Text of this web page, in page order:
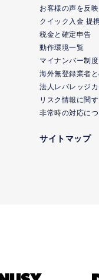
お客様の声を反
クイック入金 提
税金と確定申告
動作環境一覧
マイナンバー制度
海外無登録業者
法人レバレッジ
リスク情報に関
非常時の対応に
サイトマップ